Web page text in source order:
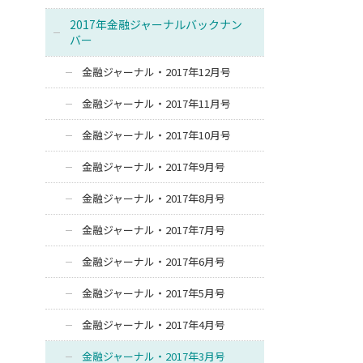
2017年金融ジャーナルバックナン
バー
金融ジャーナル・2017年12月号
金融ジャーナル・2017年11月号
金融ジャーナル・2017年10月号
金融ジャーナル・2017年9月号
金融ジャーナル・2017年8月号
金融ジャーナル・2017年7月号
金融ジャーナル・2017年6月号
金融ジャーナル・2017年5月号
金融ジャーナル・2017年4月号
金融ジャーナル・2017年3月号